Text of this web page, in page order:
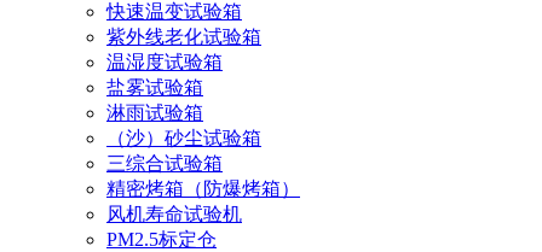
快速温变试验箱
紫外线老化试验箱
温湿度试验箱
盐雾试验箱
淋雨试验箱
（沙）砂尘试验箱
三综合试验箱
精密烤箱（防爆烤箱）
风机寿命试验机
PM2.5标定仓